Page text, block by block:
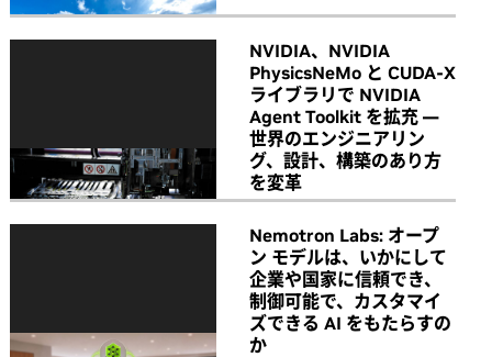
NVIDIA、NVIDIA
PhysicsNeMo と CUDA-X
ライブラリで NVIDIA
Agent Toolkit を拡充 ―
世界のエンジニアリン
グ、設計、構築のあり方
を変革
Nemotron Labs: オープ
ン モデルは、いかにして
企業や国家に信頼でき、
制御可能で、カスタマイ
ズできる AI をもたらすの
か